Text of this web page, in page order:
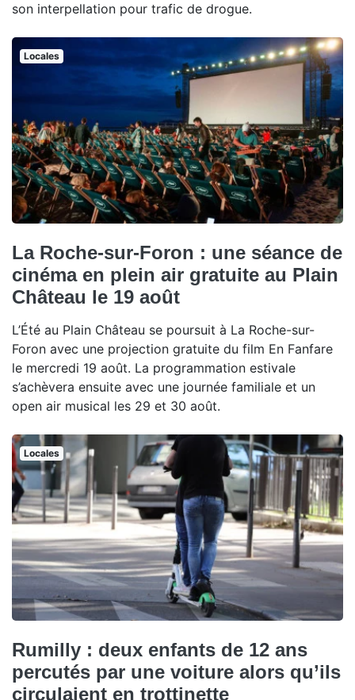
son interpellation pour trafic de drogue.
Locales
La Roche-sur-Foron : une séance de
cinéma en plein air gratuite au Plain
Château le 19 août
L’Été au Plain Château se poursuit à La Roche-sur-
Foron avec une projection gratuite du film En Fanfare
le mercredi 19 août. La programmation estivale
s’achèvera ensuite avec une journée familiale et un
open air musical les 29 et 30 août.
Locales
Rumilly : deux enfants de 12 ans
percutés par une voiture alors qu’ils
circulaient en trottinette